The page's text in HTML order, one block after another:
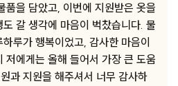
품을 담았고, 이번에 지원받은 옷을
갈 생각에 마음이 벅찼습니다. 물
루가 행복이었고, 감사한 마음이
저에게는 올해 들어서 가장 큰 도움
과 지원을 해주셔서 너무 감사하